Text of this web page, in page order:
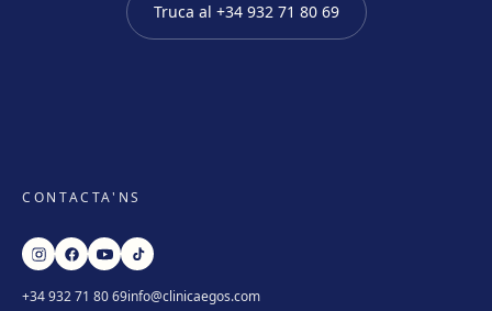
Truca al +34 932 71 80 69
CONTACTA'NS
+34 932 71 80 69info@clinicaegos.com